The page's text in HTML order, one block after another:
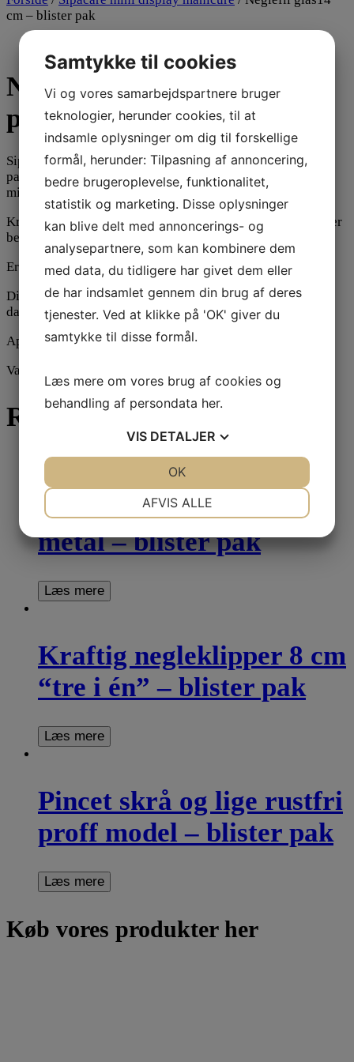
cm – blister pak
Neglefil glas14 cm – blister
pak
Sipacare´s neglefil glas 14 cm. assorterede “friske”
pastelfarver, pakket i blister med 24 stk. i et “klar-til-salg”
mini display.
Kraftigt glas og fil er kun på den ene side, således at filen er
behagelig at bruge og ikke sliber ned i fingeren.
Er produceret i Europa og lavet i højeste glaskvalitet.
Displayet måler 14 x 19 cm og er i hvid plast med tydeligt
dansk skilt.
Apoteks grossist varenr. 806004
Varekategori:
Relaterede varer
Negleklipper foldbar
metal – blister pak
Læs mere
Kraftig negleklipper 8 cm
“tre i én” – blister pak
Læs mere
Pincet skrå og lige rustfri
proff model – blister pak
Læs mere
Køb vores produkter her
Samtykke til cookies
Vi og vores samarbejdspartnere bruger
teknologier, herunder cookies, til at
indsamle oplysninger om dig til forskellige
formål, herunder: Tilpasning af annoncering,
bedre brugeroplevelse, funktionalitet,
statistik og marketing. Disse oplysninger
kan blive delt med annoncerings- og
analysepartnere, som kan kombinere dem
med data, du tidligere har givet dem eller
de har indsamlet gennem din brug af deres
tjenester. Ved at klikke på 'OK' giver du
samtykke til disse formål.
Læs mere om vores brug af cookies og
behandling af persondata her.
VIS DETALJER
MARKETING STATISTIK
AFVIS ALLE
OK